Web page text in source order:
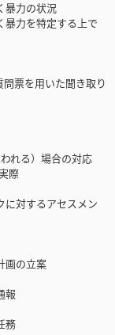
力の状況
力を特定する上で
票を用いた聞き取り
れる）場合の対応
際
対するアセスメン
の立案
報
務